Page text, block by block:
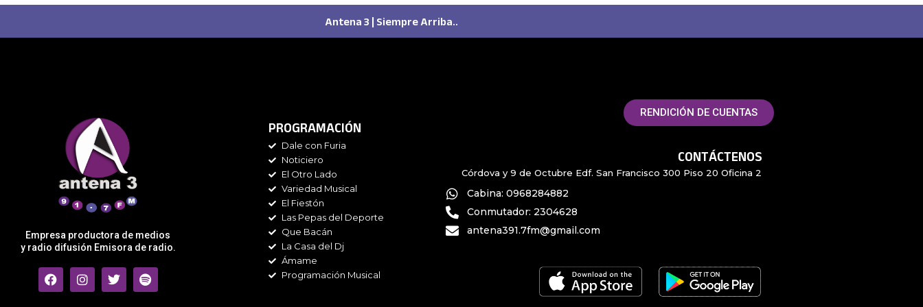
Antena 3 | Siempre Arriba..
Empresa productora de medios
y radio difusión Emisora de radio.
F
a
c
I
n
s
T
w
i
S
p
o
PROGRAMACIÓN
Dale con Furia
Noticiero
El Otro Lado
Variedad Musical
El Fiestón
Las Pepas del Deporte
Que Bacán
La Casa del Dj
Ámame
Programación Musical
RENDICIÓN DE CUENTAS
CONTÁCTENOS
Córdova y 9 de Octubre Edf. San Francisco 300 Piso 20 Oficina 2
Cabina: 0968284882
Conmutador: 2304628
antena391.7fm@gmail.com